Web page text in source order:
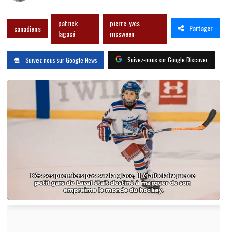
canadiens
patrick
lagacé
pierre-yves
mcsween
Partager
Suivez-nous sur Google News Suivez-nous sur Google Discover